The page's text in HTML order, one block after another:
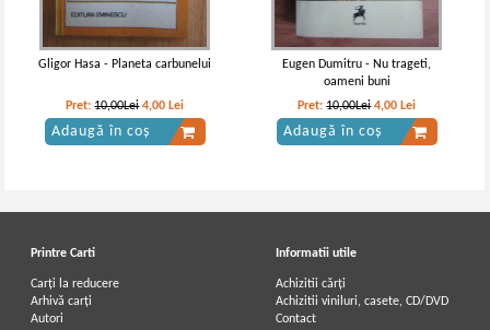
Gligor Hasa - Planeta carbunelui
Pret:10,00Lei 4,00 Lei
Adaugă în coș
Eugen Dumitru - Nu trageti,
oameni buni
Pret:10,00Lei 4,00 Lei
Adaugă în coș
Printre Carti
Carți la reducere
Arhivă carți
Autori
Informatii utile
Achizitii cărți
Achizitii viniluri, casete, CD/DVD
Contact